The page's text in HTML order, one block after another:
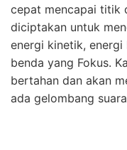
cepat mencapai titik
diciptakan untuk
energi kinetik,
benda yang Fokus.
bertahan dan akan
ada gelombang